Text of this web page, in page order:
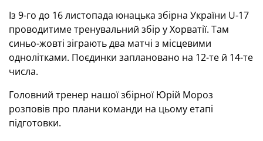
Із 9-го до 16 листопада юнацька збірна України U-17
проводитиме тренувальний збір у Хорватії. Там
синьо-жовті зіграють два матчі з місцевими
однолітками. Поєдинки заплановано на 12-те й 14-те
числа.
Головний тренер нашої збірної Юрій Мороз
розповів про плани команди на цьому етапі
підготовки.